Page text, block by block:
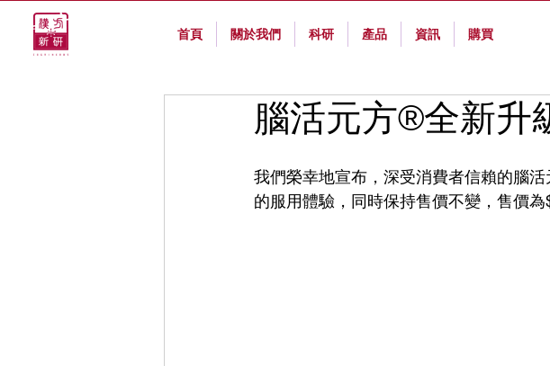
首頁 關於我們 科研 產品 資訊 購買
腦活元方®全新升
我們榮幸地宣布，深受消費者信賴的腦
的服用體驗，同時保持售價不變，售價為